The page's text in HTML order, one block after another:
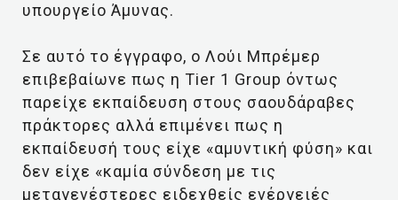
υπουργείο Άμυνας.
Σε αυτό το έγγραφο, ο Λούι Μπρέμερ
επιβεβαίωνε πως η Tier 1 Group όντως
παρείχε εκπαίδευση στους σαουδάραβες
πράκτορες αλλά επιμένει πως η
εκπαίδευσή τους είχε «αμυντική φύση» και
δεν είχε «καμία σύνδεση με τις
μεταγενέστερες ειδεχθείς ενέργειές